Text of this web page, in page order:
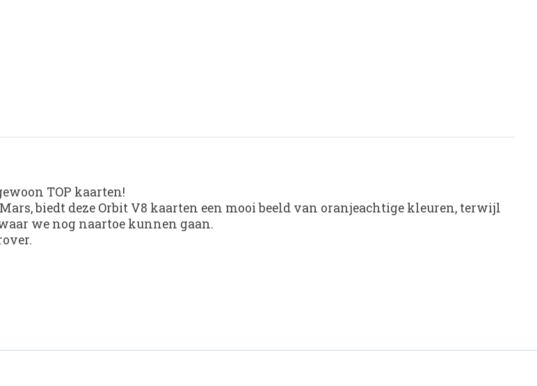
TOP kaarten!
biedt deze Orbit V8 kaarten een mooi beeld van oranjeachtige kleuren, terwijl
we nog naartoe kunnen gaan.